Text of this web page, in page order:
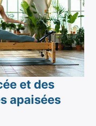
et des
apaisées